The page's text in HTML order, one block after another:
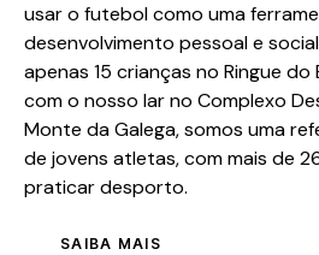
usar o futebol como uma
desenvolvimento pessoal e
apenas 15 crianças no Ringue do
com o nosso lar no Complexo
Monte da Galega, somos uma
de jovens atletas, com mais de
praticar desporto.
SAIBA MAIS